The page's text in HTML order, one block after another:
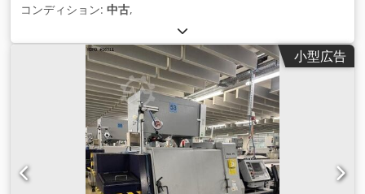
コンディション: 中古,
小型広告